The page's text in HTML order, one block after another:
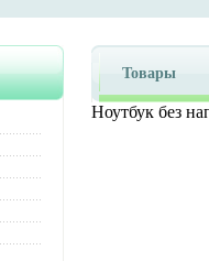
Товары
Ноутбук без